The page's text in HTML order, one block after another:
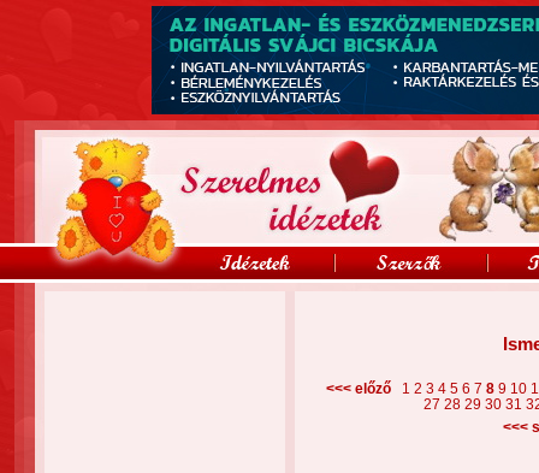
<<< előző 1 2 3 4 5 6 7 8 9 10
27 28 29 30 31
<<<